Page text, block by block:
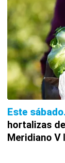
Este sábado
hortalizas
Meridiano V